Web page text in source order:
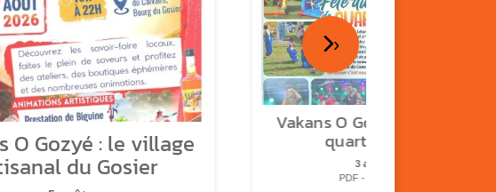
O Gozyé : le village
du Gosier
Vakans O Gozyé : fête de
quartier n°2
3 août
PDF - 2.3 Mio
›